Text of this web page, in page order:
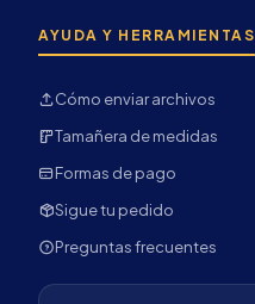
AYUDA Y HERRAMIENTAS
Cómo enviar archivos
Tamañera de medidas
Formas de pago
Sigue tu pedido
Preguntas frecuentes